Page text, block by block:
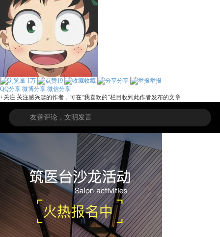
1万 19 收藏 分享
举报
QQ分享 微博分享 微信分享
+关注 关注感兴趣的作者，可在“我喜欢的”栏目收到此作者发布的文章